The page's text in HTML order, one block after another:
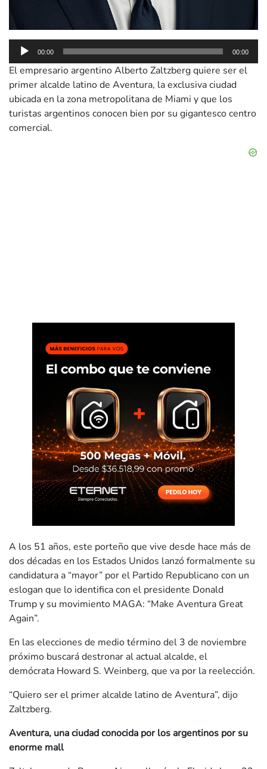
00:00 00:00
El empresario argentino Alberto Zaltzberg quiere ser el
primer alcalde latino de Aventura, la exclusiva ciudad
ubicada en la zona metropolitana de Miami y que los
turistas argentinos conocen bien por su gigantesco centro
comercial.
A los 51 años, este porteño que vive desde hace más de
dos décadas en los Estados Unidos lanzó formalmente su
candidatura a “mayor” por el Partido Republicano con un
eslogan que lo identifica con el presidente Donald
Trump y su movimiento MAGA: “Make Aventura Great
Again”.
En las elecciones de medio término del 3 de noviembre
próximo buscará destronar al actual alcalde, el
demócrata Howard S. Weinberg, que va por la reelección.
“Quiero ser el primer alcalde latino de Aventura”, dijo
Zaltzberg.
Aventura, una ciudad conocida por los argentinos por su
enorme mall